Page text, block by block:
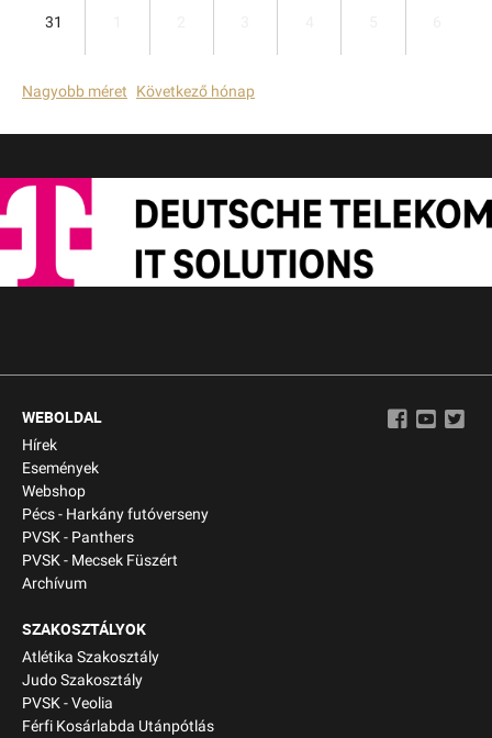
31
Nagyobb méret Következő hónap
WEBOLDAL
Hírek
Események
Webshop
Pécs - Harkány futóverseny
PVSK - Panthers
PVSK - Mecsek Füszért
Archívum
SZAKOSZTÁLYOK
Atlétika Szakosztály
Judo Szakosztály
PVSK - Veolia
Férfi Kosárlabda Utánpótlás